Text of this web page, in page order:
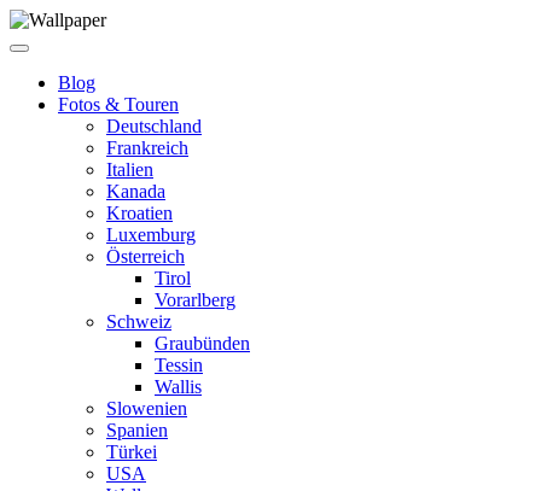
Blog
Fotos & Touren
Deutschland
Frankreich
Italien
Kanada
Kroatien
Luxemburg
Österreich
Tirol
Vorarlberg
Schweiz
Graubünden
Tessin
Wallis
Slowenien
Spanien
Türkei
USA